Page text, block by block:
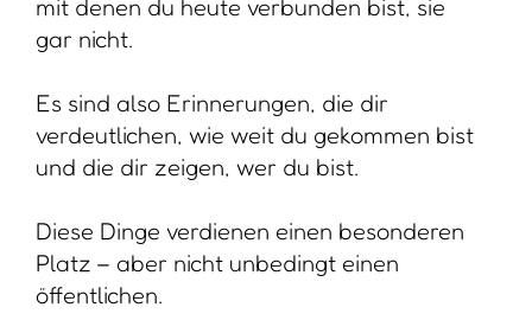
ich immer wieder, dass beim Aufräumen
Dinge auftauchen, die meine Kund:innen
nicht wegwerfen wollen.
Es dabei handelt es sich oft um Dinge, die
schwer einzuordnen sind. Dinge, die
emotional aufgeladen sind und die meine
Kund:innen nicht offen liegen lassen
möchten.